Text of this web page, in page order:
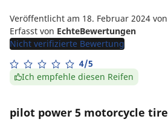
Veröffentlicht am 18. Februar 2024 von
Erfasst von EchteBewertungen
Nicht verifizierte Bewertung
4/5
Ich empfehle diesen Reifen
pilot power 5 motorcycle tire